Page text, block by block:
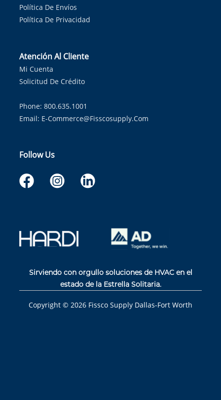
Política De Envíos
Política De Privacidad
Atención Al Cliente
Mi Cuenta
Solicitud De Crédito
Phone: 800.635.1001
Email: E-Commerce@fisscosupply.com
Follow Us
Sirviendo con orgullo soluciones de HVAC en el
estado de la Estrella Solitaria.
Copyright © 2026 Fissco Supply Dallas-Fort Worth